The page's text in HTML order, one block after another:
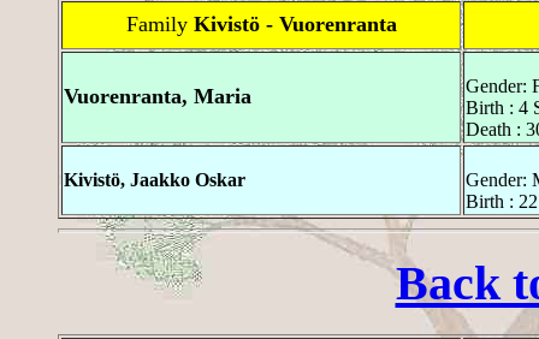
Family Kivistö - Vuorenranta
Vuorenranta, Maria
Gender:
Birth : 4
Death :
Kivistö, Jaakko Oskar
Gender:
Birth :
Back